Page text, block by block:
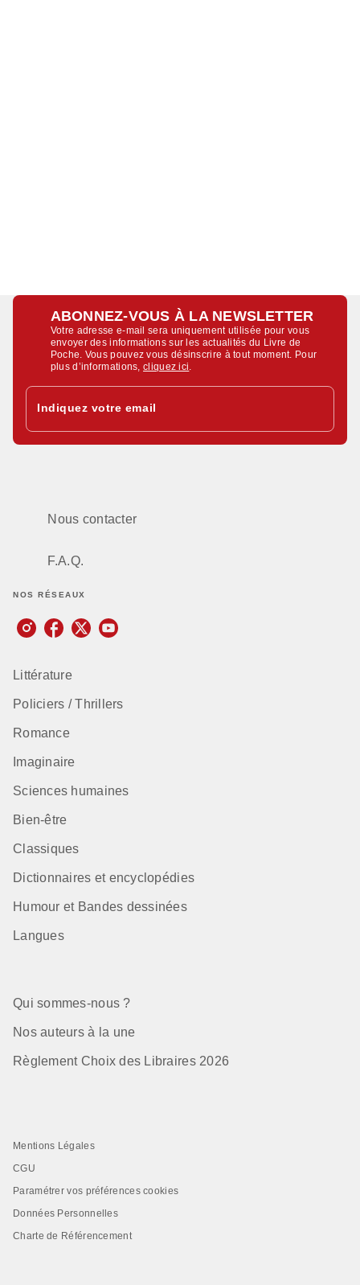
ABONNEZ-VOUS À LA NEWSLETTER
Votre adresse e-mail sera uniquement utilisée pour vous
envoyer des informations sur les actualités du Livre de
Poche. Vous pouvez vous désinscrire à tout moment. Pour
plus d’informations,cliquez ici
Indiquez votre email
Nous contacter
F.A.Q.
NOS RÉSEAUX
Littérature
Policiers / Thrillers
Romance
Imaginaire
Sciences humaines
Bien-être
Classiques
Dictionnaires et encyclopédies
Humour et Bandes dessinées
Langues
Qui sommes-nous ?
Nos auteurs à la une
Règlement Choix des Libraires 2026
Mentions Légales
CGU
Paramétrer vos préférences cookies
Données Personnelles
Charte de Référencement